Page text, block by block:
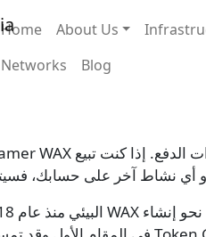
Home About Us
Networks
Blog